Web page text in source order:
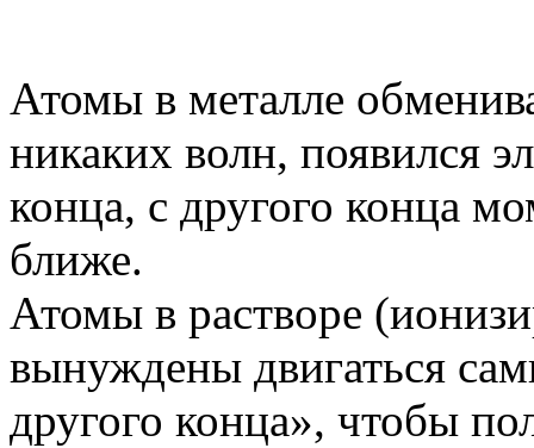
Атомы в металле
никаких волн, появился
конца, с другого конца
ближе.
Атомы в растворе
вынуждены двигаться
другого конца», чтобы